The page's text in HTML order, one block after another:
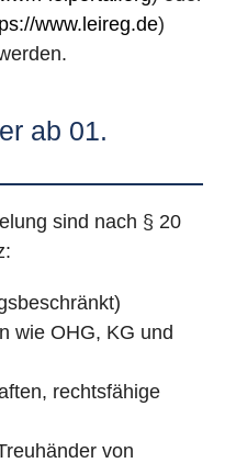
www.leireg.de)
ab 01.
sind nach § 20
wie OHG, KG und
rechtsfähige
von